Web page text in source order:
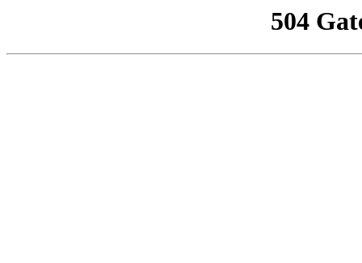
504